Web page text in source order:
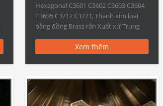
Hexagonal C3601 C3602 C3603 C3604
C3605 C3712 C3771, Thanh kim loại
bằng đồng Brass rắn Xuất xứ Trung
Thanh sắt hình lục giác, Hình lục giác
bằng đồng thanh cắt thanh bằng
đồng thau, thanh […]
Xem thêm